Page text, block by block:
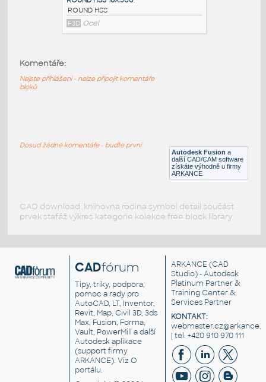
F3D Ocel
F3D Ocel
F3D Ocel Autodesk Fusion a
další CAD/CAM software
získáte výhodně u firmy
ARKANCE
Komentáře:
Nejste přihlášeni - nelze připojit komentáře
bloků
Dosud žádné komentáře - buďte první
CAD download: knihovna rodina symbol detail součást
prvek stafáž výkres kategorie kolekce free block library
CADfórum
Tipy, triky, podpora,
pomoc a rady pro
AutoCAD, LT, Inventor,
Revit, Map, Civil 3D, 3ds
Max, Fusion, Forma,
Vault, PowerMill a další
Autodesk aplikace
(support firmy
ARKANCE). VizO
portálu.
ARKANCE (CAD
Studio) - Autodesk
Platinum Partner &
Training Center &
Services Partner
KONTAKT:
| tel. +420 910 970 111